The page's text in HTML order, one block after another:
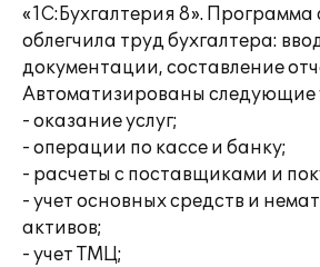
«1С:Бухгалтерия 8».
облегчила труд бухгалтера:
документации, составление
Автоматизированы следующие
- оказание услуг;
- операции по кассе и банку;
- расчеты с поставщиками и
- учет основных средств и
активов;
- учет ТМЦ;